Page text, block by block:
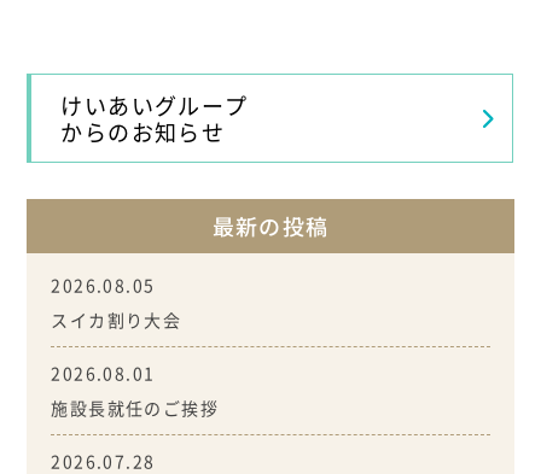
けいあいグループ
からのお知らせ
最新の投稿
2026.08.05
スイカ割り大会
2026.08.01
施設長就任のご挨拶
2026.07.28